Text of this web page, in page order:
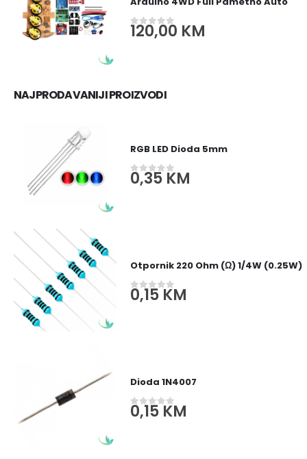
out of 5
120,00 KM
NAJPRODAVANIJI PROIZVODI
RGB LED Dioda 5mm
0out of 5
0,35KM
Otpornik 220 Ohm (Ω) 1/4W (0.25W)
0out of 5
0,15KM
Dioda 1N4007
0out of 5
0,15KM